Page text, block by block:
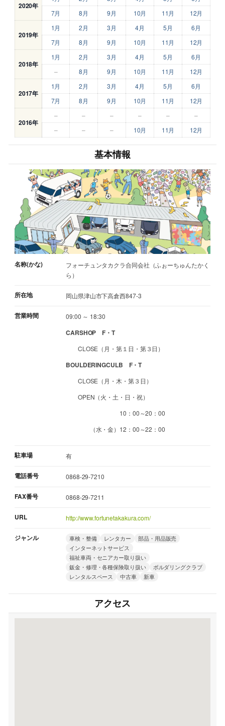
2020年
7月
8月 9月 10月 11月 12月
2019年
1月 2月 3月 4月 5月
6月
7月
8月 9月 10月 11月 12月
2018年
1月 2月 3月 4月 5月
6月
–
8月 9月 10月 11月 12月
2017年
1月 2月 3月 4月 5月
6月
7月
8月 9月 10月 11月 12月
2016年
– – – – –
–
–
– – 10月 11月 12月
基本情報
名称(かな)
フォーチュンタカクラ合同会社（ふぉーちゅんたかく
ら）
所在地 岡山県津山市下高倉西847-3
営業時間 09:00 ～ 18:30
CARSHOP F・T
CLOSE（月・第１日・第３日）
BOULDERINGCULB F・T
CLOSE（月・木・第３日）
OPEN（火・土・日・祝）
10：00～20：00
（水・金）12：00～22：00
駐車場 有
電話番号 0868-29-7210
FAX番号 0868-29-7211
URL http://www.fortunetakakura.com/
ジャンル 車検・整備 レンタカー
部品・用品販売
インターネットサービス
福祉車両・セニアカー取り扱い
鈑金・修理・各種保険取り扱い
ボルダリングクラブ
レンタルスペース
中古車 新車
アクセス